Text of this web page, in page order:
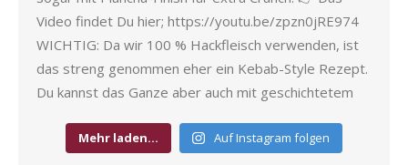
Mehr laden… Auf Instagram folgen